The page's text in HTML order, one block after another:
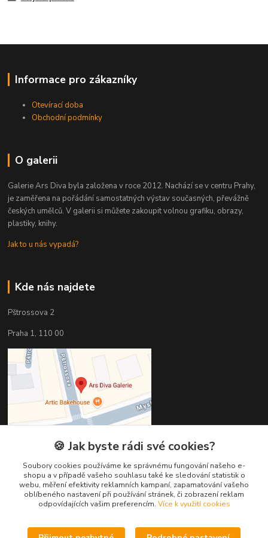
Informace pro zákazníky
Otevírací doba
Obchodní podmínky
O galerii
Galerie Ars Diva byla založena v roce 2012. Nachází se v centru Prahy,
je zaměřena na pořádání samostatných výstav současných, převážně
českých umělců. V galerii si můžete zakoupit volnou grafiku, obrazy,
plastiky, knihy.
Jak to u nás vypadá?
Kde nás najdete
Pštrossova 2
Praha 1, 110 00
Kontakty
+420 603 821 712
🍪 Jak byste rádi své cookies?
Soubory cookies používáme ke správnému fungování našeho e-
shopu a v případě vašeho souhlasu také ke sledování statistik o
webu, měření efektivity reklamních kampaní, zapamatování vašeho
oblíbeného nastavení při používání stránek, či zobrazení reklam
odpovídajících vašim preferencím. Více k využití cookies